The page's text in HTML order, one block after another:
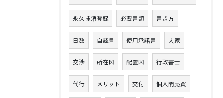
永久抹消登録 必要書類 書き方
日数 自認書 使用承諾書 大家
交渉 所在図 配置図 行政書士
代行 メリット 交付 個人間売買